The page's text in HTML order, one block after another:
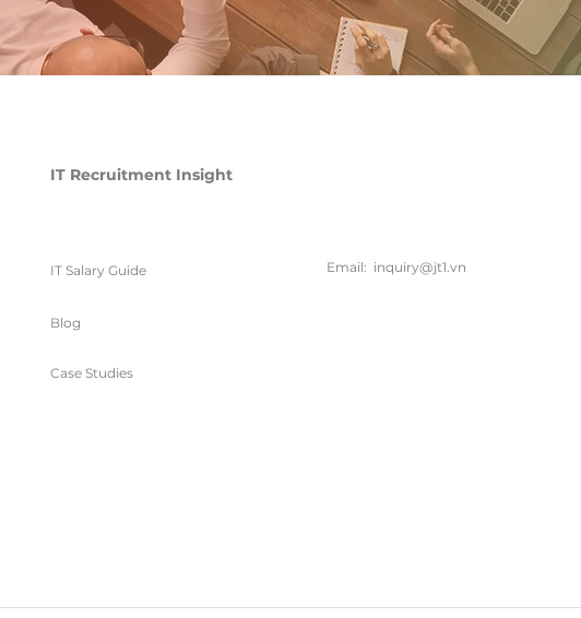
IT Recruitment Insight
IT Salary Guide
Blog
Case Studies
Email: inquiry@jt1.vn